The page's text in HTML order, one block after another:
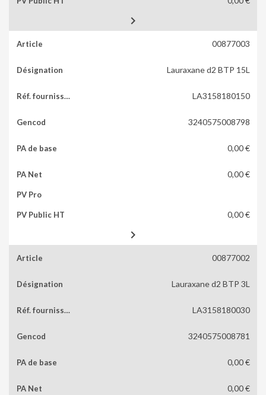

00877003
Lauraxane d2 BTP 15L
LA3158180150
3240575008798
0,00 €
0,00 €
0,00 €

00877002
Lauraxane d2 BTP 3L
LA3158180030
3240575008781
0,00 €
0,00 €